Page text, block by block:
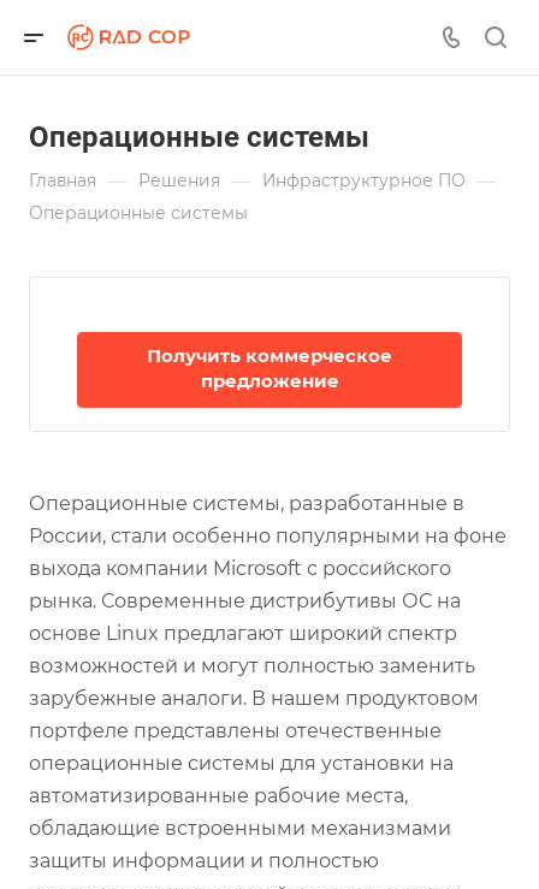
Операционные системы
Главная — Решения — Инфраструктурное ПО —
Операционные системы
Получить коммерческое
предложение
Операционные системы, разработанные в
России, стали особенно популярными на фоне
выхода компании Microsoft с российского
рынка. Современные дистрибутивы ОС на
основе Linux предлагают широкий спектр
возможностей и могут полностью заменить
зарубежные аналоги. В нашем продуктовом
портфеле представлены отечественные
операционные системы для установки на
автоматизированные рабочие места,
обладающие встроенными механизмами
защиты информации и полностью